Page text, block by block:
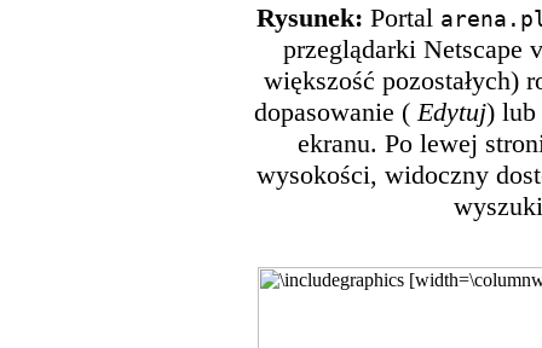
Rysunek: Portal
przeglądarki Netscape
większość pozostałych)
dopasowanie ( Edytuj) lub
ekranu. Po lewej
wysokości, widoczny